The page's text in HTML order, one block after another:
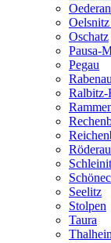
Oederan
Oschatz
Pausa-
Pegau
Rabenau
Ralbitz-
Seelitz
Stolpen
Taura